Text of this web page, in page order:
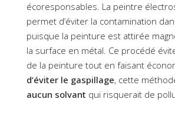
écoresponsables. La peintre
permet d’éviter la contamination
puisque la peinture est attirée
la surface en métal. Ce procédé
de la peinture tout en faisant
d’éviter le gaspillage, cette
aucun solvant qui risquerait de